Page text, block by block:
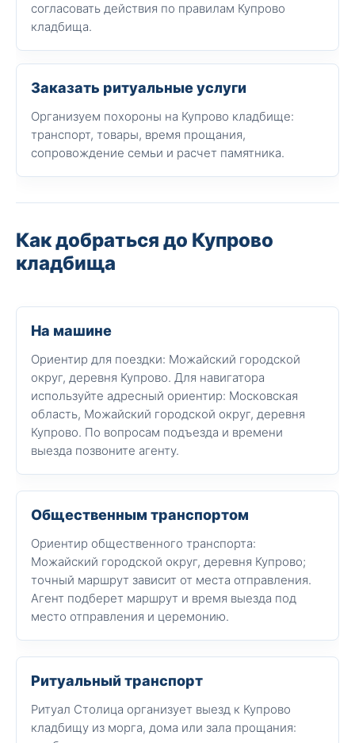
согласовать действия по правилам Купрово
кладбища.
Заказать ритуальные услуги
Организуем похороны на Купрово кладбище:
транспорт, товары, время прощания,
сопровождение семьи и расчет памятника.
Как добраться до Купрово
кладбища
На машине
Ориентир для поездки: Можайский городской
округ, деревня Купрово. Для навигатора
используйте адресный ориентир: Московская
область, Можайский городской округ, деревня
Купрово. По вопросам подъезда и времени
выезда позвоните агенту.
Общественным транспортом
Ориентир общественного транспорта:
Можайский городской округ, деревня Купрово;
точный маршрут зависит от места отправления.
Агент подберет маршрут и время выезда под
место отправления и церемонию.
Ритуальный транспорт
Ритуал Столица организует выезд к Купрово
кладбищу из морга, дома или зала прощания: